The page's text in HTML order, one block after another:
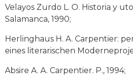
Velayos Zurdo L. O. Historia y
Salamanca, 1990;
Herling­haus H. A. Carpentier:
eines li­terarischen
Ab­sire A. A. Carpentier. P., 1994;